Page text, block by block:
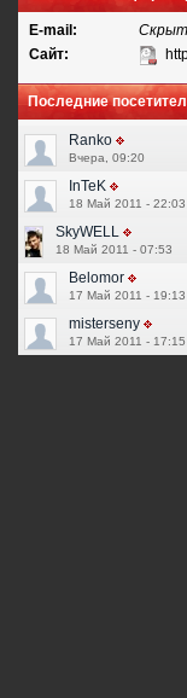
E-mail:
Сайт:
Последние
Ranko
Вчера, 09:20
InTeK
18 Май 2011 - 22:03
SkyWELL
18 Май 2011 - 07:53
Belomor
17 Май 2011 - 19:13
misterseny
17 Май 2011 - 17:15